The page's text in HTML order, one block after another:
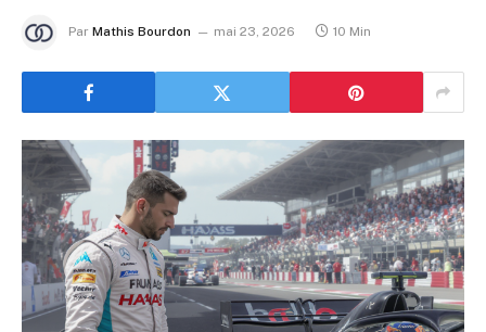
Par Mathis Bourdon mai 23, 2026 10 Min